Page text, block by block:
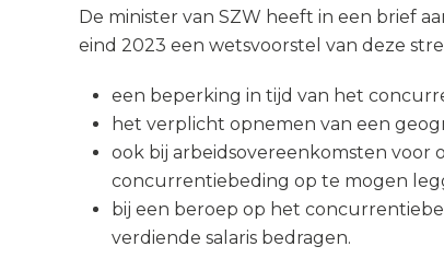
De minister van SZW heeft in een brief
eind 2023 een wetsvoorstel van deze
een beperking in tijd van het
het verplicht opnemen van een
ook bij arbeidsovereenkomsten voor
concurrentiebeding op te mogen
bij een beroep op het
verdiende salaris bedragen.